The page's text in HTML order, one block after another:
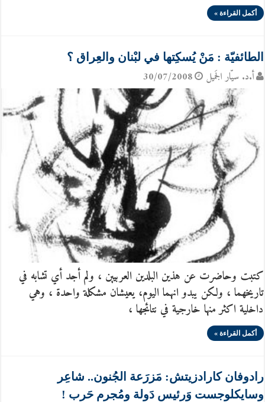
أكمل القراءة »
الطائفيّة : مَنْ يُسكِتها في لبْنان والعِراق ؟
أ.د. سيّار الجَميل 30/07/2008
كتبت وحاضرت عن هذين البلدين العربيين ، ولم أجد أي تشابه في
تاريخهما ، ولكن يبدو انهما اليوم، يعيشان مشكلة واحدة ، وهي
داخلية اكثر منها خارجية في نتائجها ،
أكمل القراءة »
رادوفان كارادزيتش: مَزرَعة الجُنون.. شاعِر
وسايكلوجست وَرئيس دَولة ومُجرم حَرب !